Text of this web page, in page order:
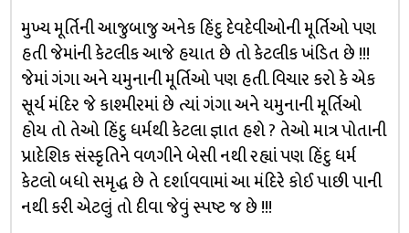
મુખ્ય મૂર્તિની આજુબાજુ અનેક હિંદુ દેવદેવીઓની મૂર્તિઓ પણ
હતી જેમાંની કેટલીક આજે હયાત છે તો કેટલીક ખંડિત છે !!!
જેમાં ગંગા અને યમુનાની મૂર્તિઓ પણ હતી. વિચાર કરો કે એક
સૂર્ય મંદિર જે કાશ્મીરમાં છે ત્યાં ગંગા અને યમુનાની મૂર્તિઓ
હોય તો તેઓ હિંદુ ધર્મથી કેટલા જ્ઞાત હશે ? તેઓ માત્ર પોતાની
પ્રાદેશિક સંસ્કૃતિને વળગીને બેસી નથી રહ્યાં પણ હિંદુ ધર્મ
કેટલો બધો સમૃદ્ધ છે તે દર્શાવવામાં આ મંદિરે કોઈ પાછી પાની
નથી કરી એટલું તો દીવા જેવું સ્પષ્ટ જ છે !!!